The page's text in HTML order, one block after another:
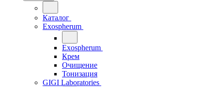
Каталог
Exospherum
Exospherum
Крем
Очищение
Тонизация
GIGI Laboratories